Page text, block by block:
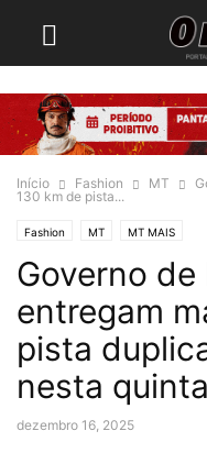
Início Fashion MT
130 km de pista...
Fashion MT MT MAIS
Governo de
entregam
pista
nesta
dezembro 16, 2025